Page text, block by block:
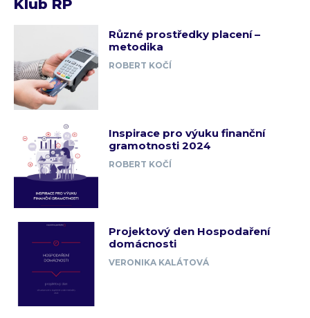
Klub RP
Různé prostředky placení –
metodika
ROBERT KOČÍ
Inspirace pro výuku finanční
gramotnosti 2024
ROBERT KOČÍ
Projektový den Hospodaření
domácnosti
VERONIKA KALÁTOVÁ